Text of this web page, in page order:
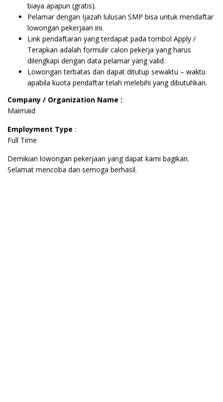
biaya apapun (gratis).
Pelamar dengan Ijazah lulusan SMP bisa untuk mendaftar
lowongan pekerjaan ini.
Link pendaftaran yang terdapat pada tombol Apply /
Terapkan adalah formulir calon pekerja yang harus
dilengkapi dengan data pelamar yang valid.
Lowongan terbatas dan dapat ditutup sewaktu – waktu
apabila kuota pendaftar telah melebihi yang dibutuhkan.
Company / Organization Name :
Maimaid
Employment Type :
Full Time
Demikian lowongan pekerjaan yang dapat kami bagikan.
Selamat mencoba dan semoga berhasil.